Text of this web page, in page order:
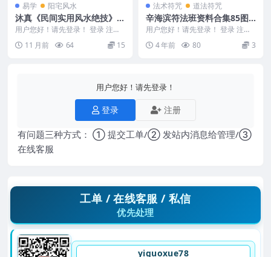
易学 阳宅风水
沐真《民间实用风水绝技》
（彩色真图）257页Y
用户您好！请先登录！ 登录 注册
沐真《民间实用风水绝技》（彩色
真图）257页Y...
11 月前 64 15
法术符咒 道法符咒
辛海滨符法班资料合集85图
片网盘下载
用户您好！请先登录！ 登录 注册
【85图片】辛海滨符法班资料合集
编号：D22...
4 年前 80 3
用户您好！请先登录！
登录 注册
有问题三种方式： ① 提交工单/② 发站内消息给管理/③
在线客服
工单 / 在线客服 / 私信
优先处理
yiguoxue78